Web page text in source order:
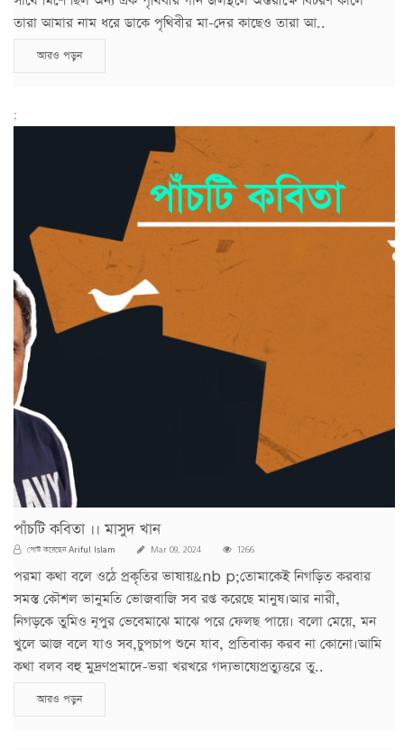
তারা আমার নাম ধরে ডাকে পৃথিবীর মা-দের কাছেও তারা আ..
আরও পড়ুন
;
পাঁচটি কবিতা ।। মাসুদ খান
পোস্ট করেছেনAriful Islam Mar 09, 2024 1266
পরমা কথা বলে ওঠে প্রকৃতির ভাষায়&nb p;তোমাকেই নিগড়িত করবার
সমস্ত কৌশল ভানুমতি ভোজবাজি সব রপ্ত করেছে মানুষ।আর নারী,
নিগড়কে তুমিও নূপুর ভেবেমাঝে মাঝে পরে ফেলছ পায়ে। বলো মেয়ে, মন
খুলে আজ বলে যাও সব,চুপচাপ শুনে যাব, প্রতিবাক্য করব না কোনো।আমি
কথা বলব বহু মুদ্রণপ্রমাদে-ভরা খরখরে গদ্যভাষ্যেপ্রত্যুত্তরে তু..
আরও পড়ুন